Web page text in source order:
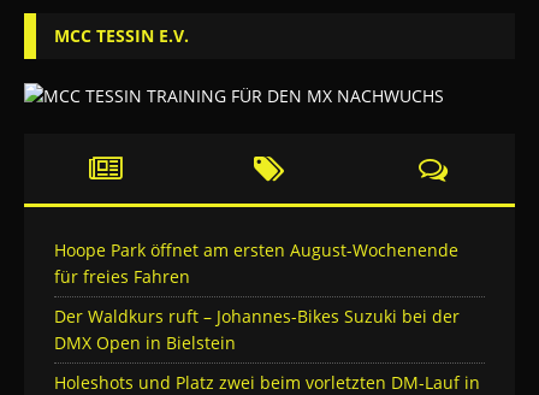
MCC TESSIN E.V.
Hoope Park öffnet am ersten August-Wochenende
für freies Fahren
Der Waldkurs ruft – Johannes-Bikes Suzuki bei der
DMX Open in Bielstein
Holeshots und Platz zwei beim vorletzten DM-Lauf in